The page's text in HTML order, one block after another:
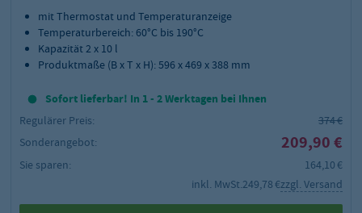
mit Thermostat und Temperaturanzeige
Temperaturbereich: 60°C bis 190°C
Kapazität 2 x 10 l
Produktmaße (B x T x H):596 x 469 x 388 mm
Sofort lieferbar! In 1 - 2 Werktagen bei Ihnen
Regulärer Preis:
374 €
Sonderangebot:
209,90 €
Sie sparen:
164,10 €
inkl. MwSt.249,78 €zzgl. Versand